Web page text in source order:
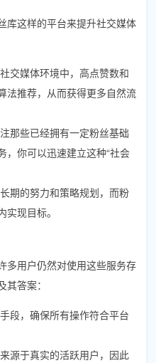
库这样的平台来提升社交媒体
交媒体环境中，高点赞数和
法推荐，从而获得更多自然流
那些已经拥有一定粉丝基础
，你可以迅速建立这种“社会
期的努力和策略规划，而粉
现目标。
多用户仍然对使用这些服务存
答案：
段，确保所有操作符合平台
源于真实的活跃用户，因此